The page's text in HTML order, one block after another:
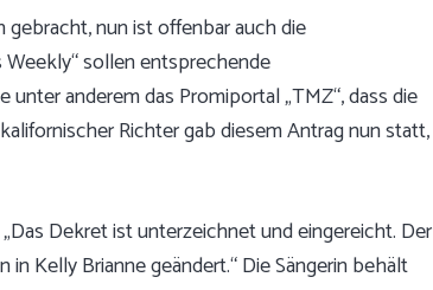
nun ist offenbar auch die
sollen entsprechende
unter anderem das Promiportal „TMZ“, dass die
Richter gab diesem Antrag nun statt,
Dekret ist unterzeichnet und eingereicht. Der
Kelly Brianne geändert.“ Die Sängerin behält